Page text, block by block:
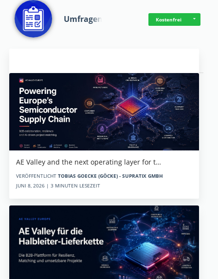
Umfragen Kostenfrei
AE Valley and the next operating layer for t…
VERÖFFENTLICHT TOBIAS GOECKE (GÖCKE) - SUPRATIX GMBH
JUNI 8, 2026 | 3 MINUTEN LESEZEIT